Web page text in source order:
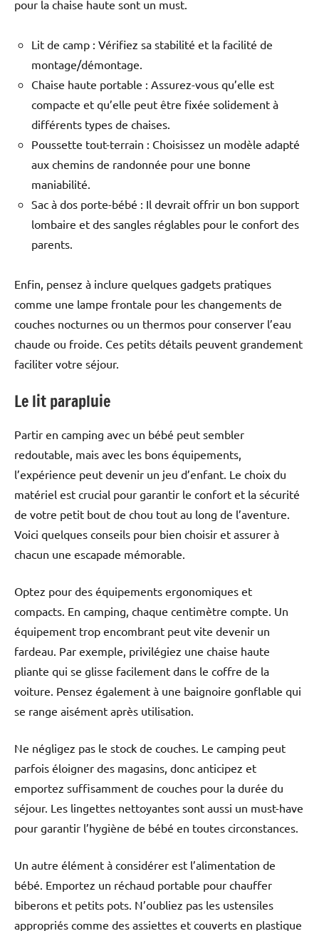
pour la chaise haute sont un must.
Lit de camp : Vérifiez sa stabilité et la facilité de
montage/démontage.
Chaise haute portable : Assurez-vous qu’elle est
compacte et qu’elle peut être fixée solidement à
différents types de chaises.
Poussette tout-terrain : Choisissez un modèle adapté
aux chemins de randonnée pour une bonne
maniabilité.
Sac à dos porte-bébé : Il devrait offrir un bon support
lombaire et des sangles réglables pour le confort des
parents.
Enfin, pensez à inclure quelques gadgets pratiques
comme une lampe frontale pour les changements de
couches nocturnes ou un thermos pour conserver l’eau
chaude ou froide. Ces petits détails peuvent grandement
faciliter votre séjour.
Le lit parapluie
Partir en camping avec un bébé peut sembler
redoutable, mais avec les bons équipements,
l’expérience peut devenir un jeu d’enfant. Le choix du
matériel est crucial pour garantir le confort et la sécurité
de votre petit bout de chou tout au long de l’aventure.
Voici quelques conseils pour bien choisir et assurer à
chacun une escapade mémorable.
Optez pour des équipements ergonomiques et
compacts. En camping, chaque centimètre compte. Un
équipement trop encombrant peut vite devenir un
fardeau. Par exemple, privilégiez une chaise haute
pliante qui se glisse facilement dans le coffre de la
voiture. Pensez également à une baignoire gonflable qui
se range aisément après utilisation.
Ne négligez pas le stock de couches. Le camping peut
parfois éloigner des magasins, donc anticipez et
emportez suffisamment de couches pour la durée du
séjour. Les lingettes nettoyantes sont aussi un must-have
pour garantir l’hygiène de bébé en toutes circonstances.
Un autre élément à considérer est l’alimentation de
bébé. Emportez un réchaud portable pour chauffer
biberons et petits pots. N’oubliez pas les ustensiles
appropriés comme des assiettes et couverts en plastique